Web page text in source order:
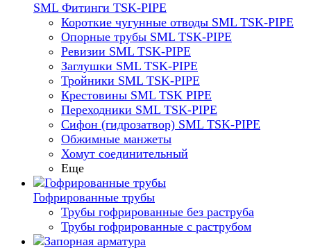
SML Фитинги TSK-PIPE
Короткие чугунные отводы SML TSK-PIPE
Опорные трубы SML TSK-PIPE
Ревизии SML TSK-PIPE
Заглушки SML TSK-PIPE
Тройники SML TSK-PIPE
Крестовины SML TSK PIPE
Переходники SML TSK-PIPE
Сифон (гидрозатвор) SML TSK-PIPE
Обжимные манжеты
Хомут соединительный
Еще
Гофрированные трубы
Трубы гофрированные без раструба
Трубы гофрированные с раструбом